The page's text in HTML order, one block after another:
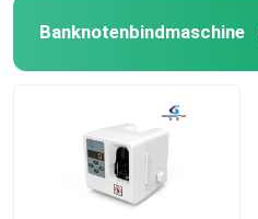
Banknotenbindmaschine